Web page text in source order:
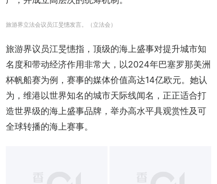
旅游界立法会议员江旻憓发言。（立法会）
旅游界议员江旻憓指，顶级的海上盛事对提升城市知
名度和带动经济作用非常大，以2024年巴塞罗那美洲
杯帆船赛为例，赛事的媒体价值高达14亿欧元。她认
为，维港以世界知名的城市天际线闻名，正正适合打
造世界级的海上盛事品牌，举办高水平具观赏性及可
全球转播的海上赛事。